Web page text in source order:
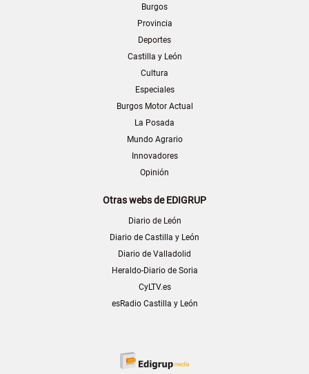
Burgos
Provincia
Deportes
Castilla y León
Cultura
Especiales
Burgos Motor Actual
La Posada
Mundo Agrario
Innovadores
Opinión
Otras webs de EDIGRUP
Diario de León
Diario de Castilla y León
Diario de Valladolid
Heraldo-Diario de Soria
CyLTV.es
esRadio Castilla y León